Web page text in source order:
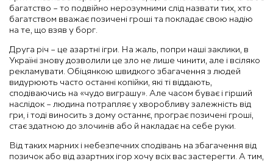
багатство – то подвійно нерозумними слід назвати тих, хто
багатством вважає позичені гроші та покладає свою надію
на те, що взяв у борг.
Друга річ – це азартні ігри. На жаль, попри наші заклики, в
Україні знову дозволили це зло не лише чинити, але і всіляко
рекламувати. Обіцянкою швидкого збагачення з людей
видурюють часто останні копійки, які ті віддають,
сподіваючись на «чудо виграшу». Але часом буває і гірший
наслідок – людина потрапляє у хворобливу залежність від
гри, і тоді виносить з дому останнє, програє позичені гроші,
стає здатною до злочинів або й накладає на себе руки.
Від таких марних і небезпечних сподівань на збагачення від
позичок або від азартних ігор хочу всіх вас застерегти. А тим,